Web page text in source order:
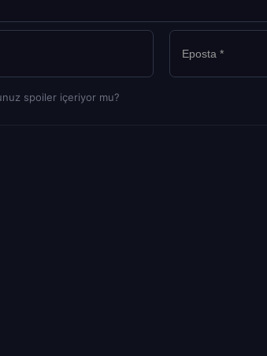
spoiler içeriyor mu?